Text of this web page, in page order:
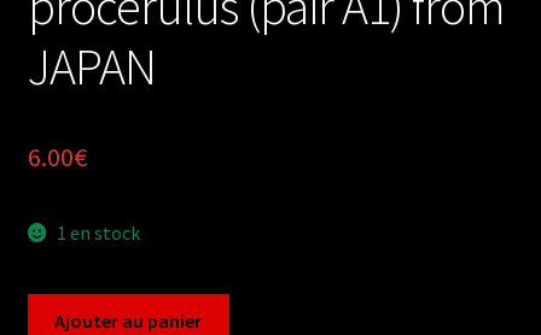
JAPAN
6.00€
1 en stock
Ajouter au panier